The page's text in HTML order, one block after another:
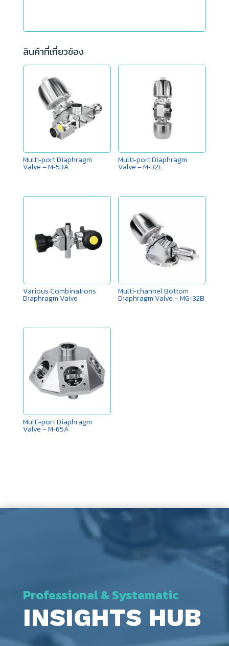
สินค้าที่เกี่ยวข้อง
Multi‑port Diaphragm
Valve – M‑53A
Multi‑port Diaphragm
Valve – M‑32E
Various Combinations
Diaphragm Valve
Multi‑channel Bottom
Diaphragm Valve – MG‑32B
Multi‑port Diaphragm
Valve – M‑65A
Professional & Systematic
INSIGHTS HUB